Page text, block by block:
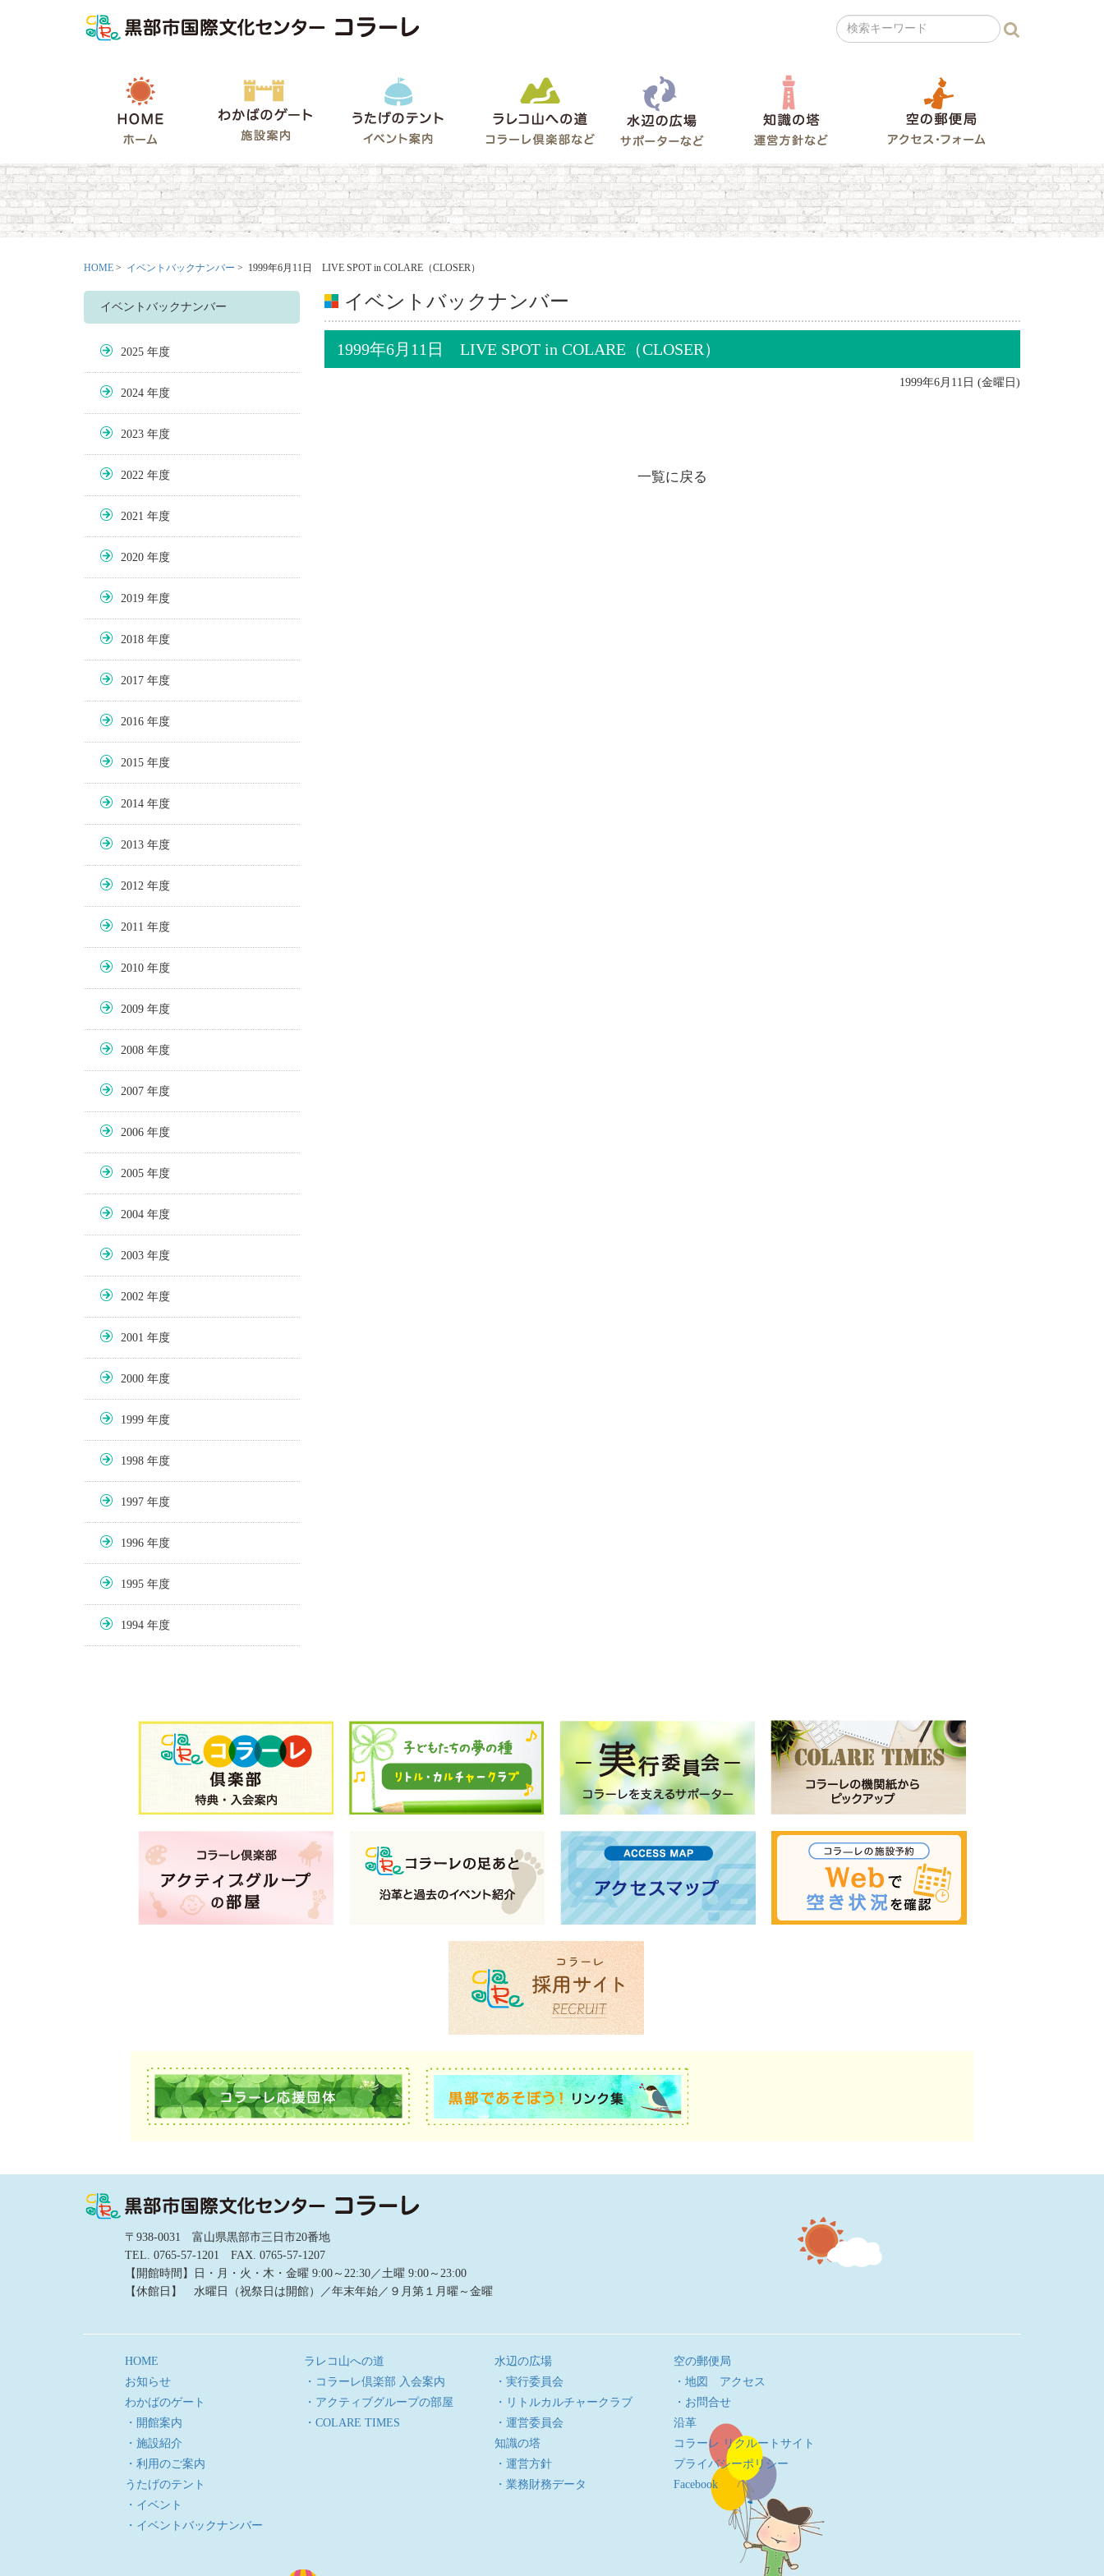
わかばのゲート ラレコ山への道
HOME > イベントバックナンバー > 1999年6月11日 LIVE SPOT in COLARE（CLOSER）
イベントバックナンバー
2025
2024
2023
2022
2021
2020
2019
2018
2017
2016
2015
2014
2013
2012
2011
2010
2009
2008
2007
2006
2005
2004
2003
2002
2001
2000
1999
1998
1997
1996
1995
1994
イベントバックナンバー
1999年6月11日 LIVE SPOT in COLARE（CLOSER）
1999年6月11日 (金曜日)
一覧に戻る
〒938-0031 富山県黒部市三日市20番地
TEL. 0765-57-1201 FAX. 0765-57-1207
【開館時間】日・月・火・木・金曜 9:00～22:30／土曜 9:00～23:00
【休館日】 水曜日（祝祭日は開館）／年末年始／９月第１月曜～金曜
HOME
お知らせ
わかばのゲート
・開館案内
・施設紹介
・利用のご案内
うたげのテント
・イベント
・イベントバックナンバー
ラレコ山への道
・コラーレ倶楽部 入会案内
・アクティブグループの部屋
・COLARE TIMES
水辺の広場
・実行委員会
・リトルカルチャークラブ
・運営委員会
知識の塔
・運営方針
・業務財務データ
空の郵便局
・地図 アクセス
・お問合せ
沿革
コラーレ リクルートサイト
プライバシーポリシー
Facebook